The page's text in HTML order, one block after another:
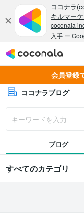
会員登録
ココナラブログ
ブログ
すべてのカテゴリ